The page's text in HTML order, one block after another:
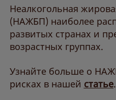
Неалкогольная
(НАЖБП) наиболее
развитых странах и
возрастных группах.
Узнайте больше о
рисках в нашей статье.